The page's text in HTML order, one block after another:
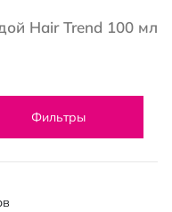
Hair Trend 100 мл
Фильтры